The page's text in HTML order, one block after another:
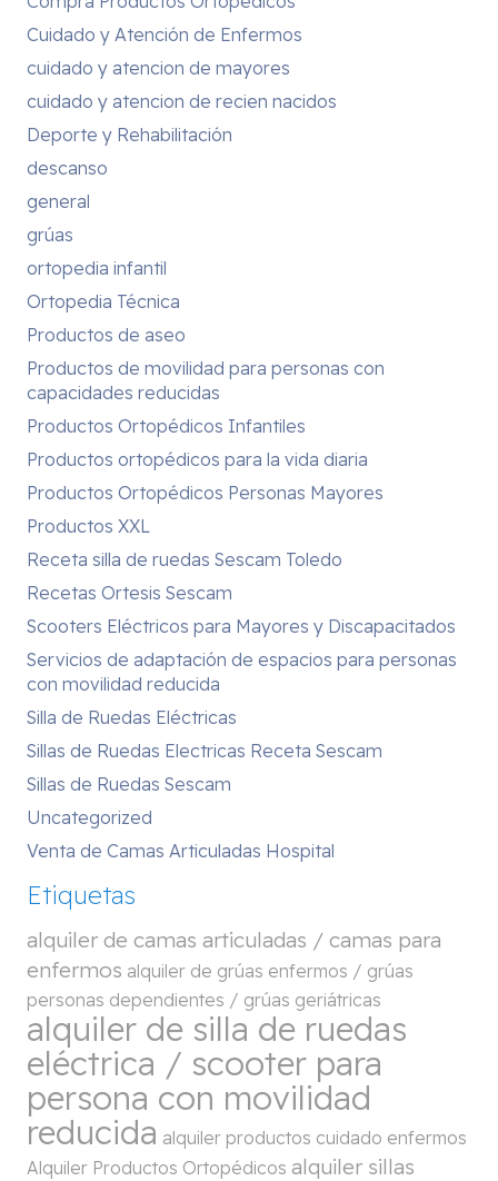
Cuidado y Atención de Enfermos
cuidado y atencion de mayores
cuidado y atencion de recien nacidos
Deporte y Rehabilitación
descanso
general
grúas
ortopedia infantil
Ortopedia Técnica
Productos de aseo
Productos de movilidad para personas con
capacidades reducidas
Productos Ortopédicos Infantiles
Productos ortopédicos para la vida diaria
Productos Ortopédicos Personas Mayores
Productos XXL
Receta silla de ruedas Sescam Toledo
Recetas Ortesis Sescam
Scooters Eléctricos para Mayores y Discapacitados
Servicios de adaptación de espacios para personas
con movilidad reducida
Silla de Ruedas Eléctricas
Sillas de Ruedas Electricas Receta Sescam
Sillas de Ruedas Sescam
Uncategorized
Venta de Camas Articuladas Hospital
Etiquetas
alquiler de camas articuladas / camas para
enfermos alquiler de grúas enfermos / grúas
personas dependientes / grúas geriátricas
alquiler de silla de ruedas
eléctrica / scooter para
persona con movilidad
reducida alquiler productos cuidado enfermos
Alquiler Productos Ortopédicos alquiler sillas